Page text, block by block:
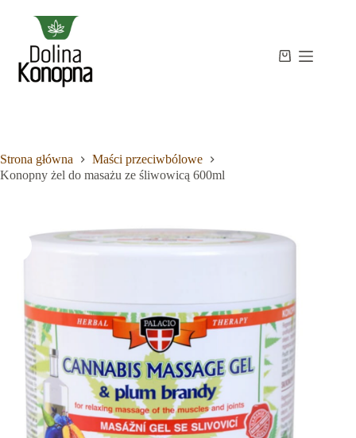
Brak
wyników
Strona
główna
Kontakt
Koszyk
Strona główna
Maści przeciwbólowe
Konopny żel do masażu ze śliwowicą 600ml